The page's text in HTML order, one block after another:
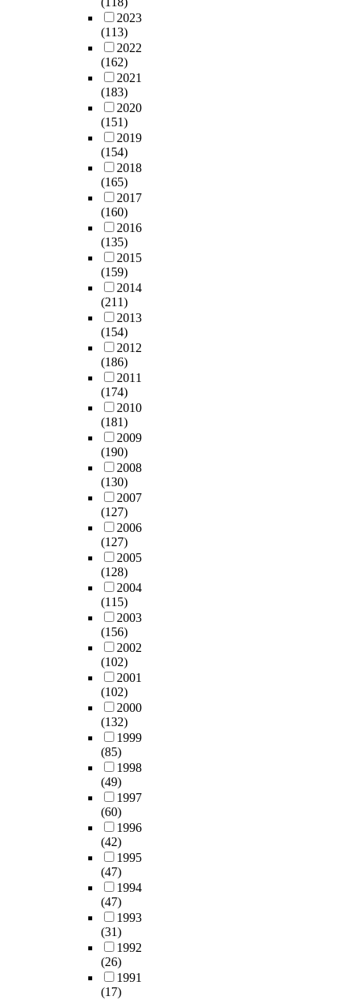
2023
(113)
2022
(162)
2021
(183)
2020
(151)
2019
(154)
2018
(165)
2017
(160)
2016
(135)
2015
(159)
2014
(211)
2013
(154)
2012
(186)
2011
(174)
2010
(181)
2009
(190)
2008
(130)
2007
(127)
2006
(127)
2005
(128)
2004
(115)
2003
(156)
2002
(102)
2001
(102)
2000
(132)
1999
(85)
1998
(49)
1997
(60)
1996
(42)
1995
(47)
1994
(47)
1993
(31)
1992
(26)
1991
(17)